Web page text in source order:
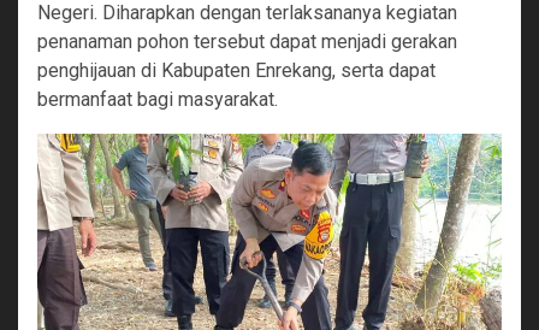
Negeri. Diharapkan dengan terlaksananya kegiatan
penanaman pohon tersebut dapat menjadi gerakan
penghijauan di Kabupaten Enrekang, serta dapat
bermanfaat bagi masyarakat.